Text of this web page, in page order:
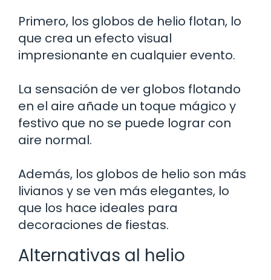
Primero, los globos de helio flotan, lo
que crea un efecto visual
impresionante en cualquier evento.
La sensación de ver globos flotando
en el aire añade un toque mágico y
festivo que no se puede lograr con
aire normal.
Además, los globos de helio son más
livianos y se ven más elegantes, lo
que los hace ideales para
decoraciones de fiestas.
Alternativas al helio